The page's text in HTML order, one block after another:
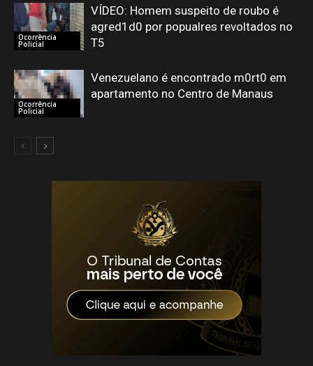
Ocorrência
Policial
VÍDEO: Homem suspeito de roubo é
agred1d0 por popualres revoltados no
T5
Ocorrência
Policial
Venezuelano é encontrado m0rt0 em
apartamento no Centro de Manaus